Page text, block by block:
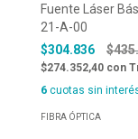
Fuente Láser
21-A-00
$304.836
$274.352,40 con
6 cuotas sin
FIBRA ÓPTICA